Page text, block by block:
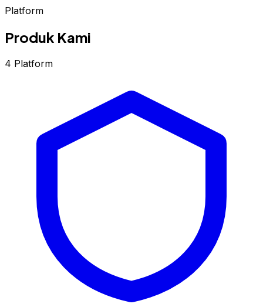
Platform
Produk Kami
4 Platform